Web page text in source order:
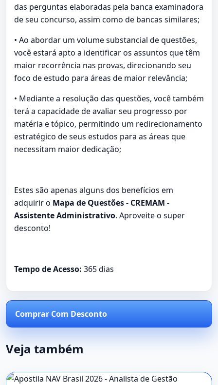
das perguntas elaboradas pela banca examinadora
de seu concurso, assim como de bancas similares;
• Ao abordar um volume substancial de questões,
você estará apto a identificar os assuntos que têm
maior recorrência nas provas, direcionando seu
foco de estudo para áreas de maior relevância;
• Mediante a resolução das questões, você também
terá a capacidade de avaliar seu progresso por
matéria e tópico, permitindo um redirecionamento
estratégico de seus estudos para as áreas que
necessitam maior dedicação;
Estes são apenas alguns dos benefícios em
adquirir o Mapa de Questões - CREMAM -
Assistente Administrativo. Aproveite o super
desconto!
Tempo de Acesso: 365 dias
Comprar Com Desconto
Veja também